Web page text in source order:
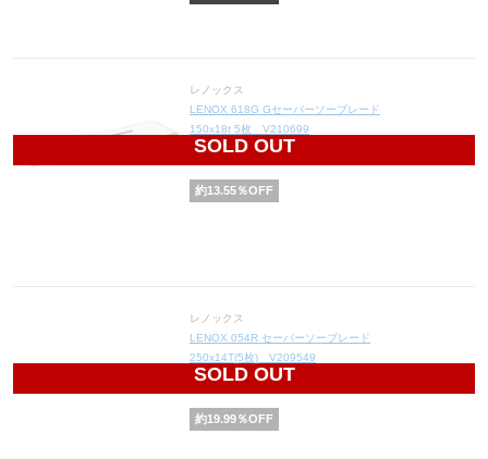
SOLD OUT
レノックス
LENOX 618G Gセーバーソーブレード
150x18t 5枚 V210699
2,680
約13.55％OFF
SOLD OUT
レノックス
LENOX 054R セーバーソーブレード
250x14T(5枚) V209549
2,682
約19.99％OFF